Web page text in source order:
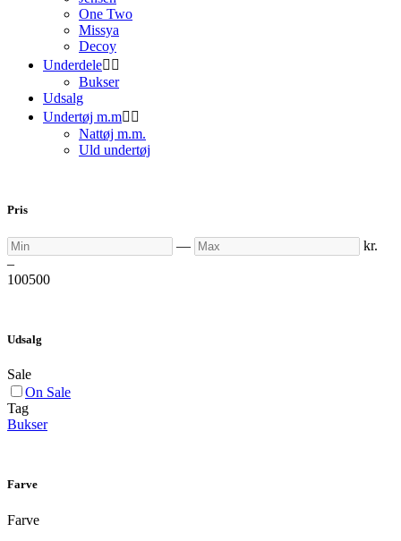
One Two
Missya
Decoy
Underdele 
Bukser
Udsalg
Undertøj m.m 
Nattøj m.m.
Uld undertøj
Pris
Min — Max
kr.
–
100500
Udsalg
Sale
On Sale
Tag
Bukser
Farve
Farve